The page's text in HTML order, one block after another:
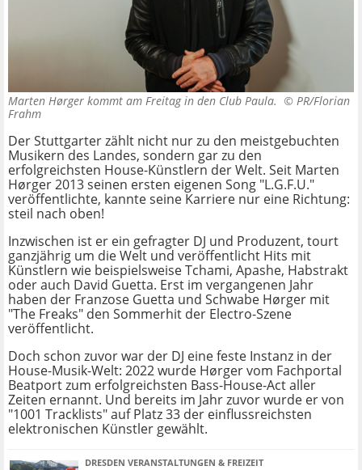
Marten Hørger kommt am Freitag in den Club Paula. © PR/Florian
Frahm
Der Stuttgarter zählt nicht nur zu den meistgebuchten
Musikern des Landes, sondern gar zu den
erfolgreichsten House-Künstlern der Welt. Seit Marten
Hørger 2013 seinen ersten eigenen Song "L.G.F.U."
veröffentlichte, kannte seine Karriere nur eine Richtung:
steil nach oben!
Inzwischen ist er ein gefragter DJ und Produzent, tourt
ganzjährig um die Welt und veröffentlicht Hits mit
Künstlern wie beispielsweise Tchami, Apashe, Habstrakt
oder auch David Guetta. Erst im vergangenen Jahr
haben der Franzose Guetta und Schwabe Hørger mit
"The Freaks" den Sommerhit der Electro-Szene
veröffentlicht.
Doch schon zuvor war der DJ eine feste Instanz in der
House-Musik-Welt: 2022 wurde Hørger vom Fachportal
Beatport zum erfolgreichsten Bass-House-Act aller
Zeiten ernannt. Und bereits im Jahr zuvor wurde er von
"1001 Tracklists" auf Platz 33 der einflussreichsten
elektronischen Künstler gewählt.
DRESDEN VERANSTALTUNGEN & FREIZEIT